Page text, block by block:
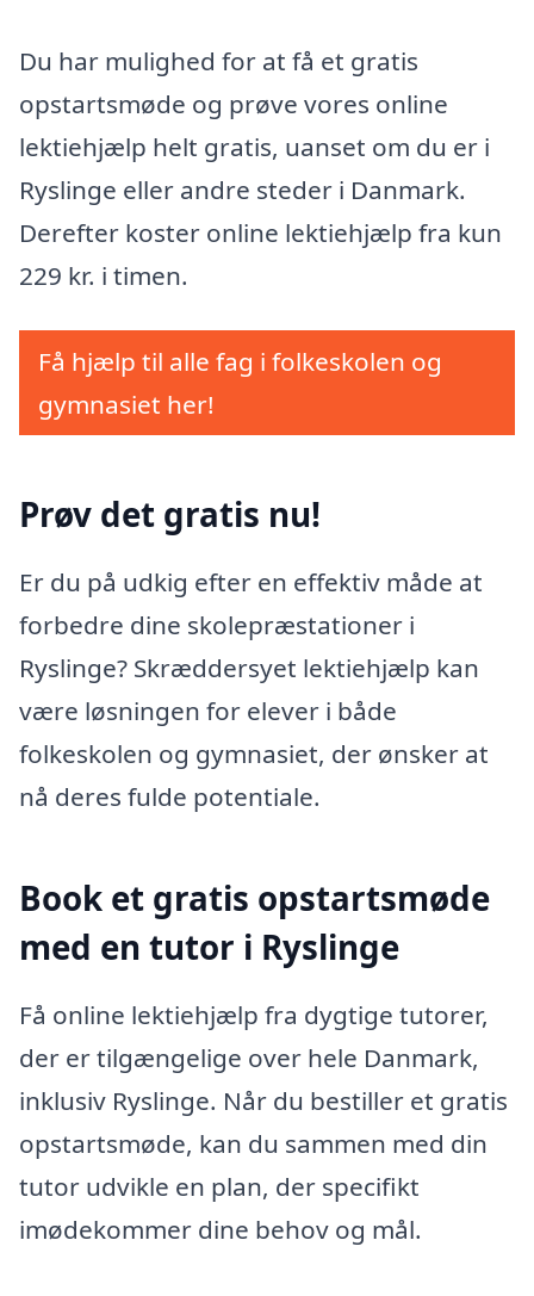
Du har mulighed for at få et gratis
opstartsmøde og prøve vores online
lektiehjælp helt gratis, uanset om du er i
Ryslinge eller andre steder i Danmark.
Derefter koster online lektiehjælp fra kun
229 kr. i timen.
Få hjælp til alle fag i folkeskolen og
gymnasiet her!
Prøv det gratis nu!
Er du på udkig efter en effektiv måde at
forbedre dine skolepræstationer i
Ryslinge? Skræddersyet lektiehjælp kan
være løsningen for elever i både
folkeskolen og gymnasiet, der ønsker at
nå deres fulde potentiale.
Book et gratis opstartsmøde
med en tutor i Ryslinge
Få online lektiehjælp fra dygtige tutorer,
der er tilgængelige over hele Danmark,
inklusiv Ryslinge. Når du bestiller et gratis
opstartsmøde, kan du sammen med din
tutor udvikle en plan, der specifikt
imødekommer dine behov og mål.